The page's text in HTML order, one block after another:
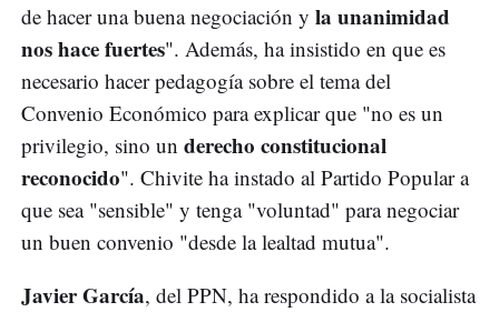
de hacer una buena negociación y la unanimidad
nos hace fuertes". Además, ha insistido en que es
necesario hacer pedagogía sobre el tema del
Convenio Económico para explicar que "no es un
privilegio, sino un derecho constitucional
reconocido". Chivite ha instado al Partido Popular a
que sea "sensible" y tenga "voluntad" para negociar
un buen convenio "desde la lealtad mutua".
Javier García, del PPN, ha respondido a la socialista